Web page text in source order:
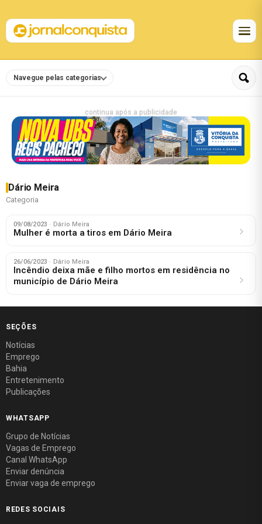
Navegue pelas categorias
continua após a publicidade
Dário Meira
Categoria
09/08/2023 · Dário Meira
Mulher é morta a tiros em Dário Meira
26/06/2023 · Dário Meira
Incêndio deixa mãe e filho mortos em residência no
município de Dário Meira
SEÇÕES
Notícias
Emprego
Bahia
Entretenimento
Publicações
WHATSAPP
Grupo de Notícias
Vagas de Emprego
Canal WhatsApp
Enviar denúncia
Enviar vaga de emprego
REDES SOCIAIS